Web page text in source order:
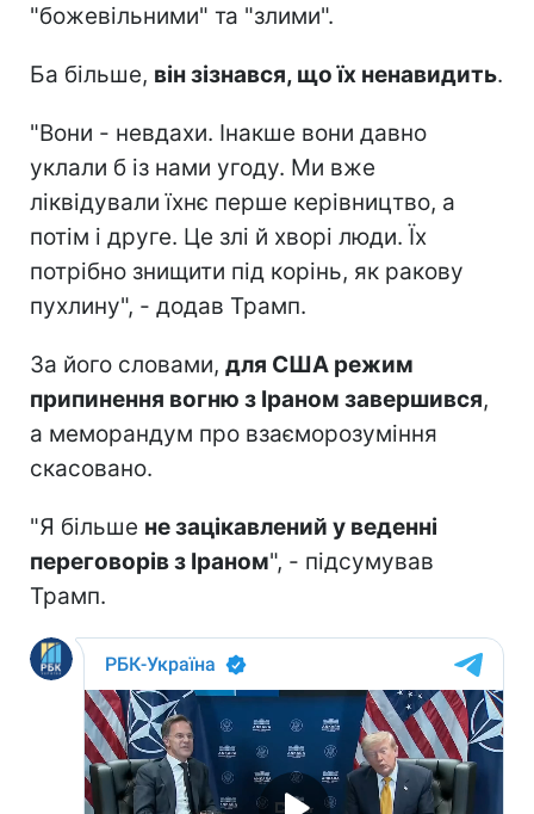
"божевільними" та "злими".
Ба більше, він зізнався, що їх ненавидить.
"Вони - невдахи. Інакше вони давно
уклали б із нами угоду. Ми вже
ліквідували їхнє перше керівництво, а
потім і друге. Це злі й хворі люди. Їх
потрібно знищити під корінь, як ракову
пухлину", - додав Трамп.
За його словами, для США режим
припинення вогню з Іраном завершився,
а меморандум про взаєморозуміння
скасовано.
"Я більше не зацікавлений у веденні
переговорів з Іраном", - підсумував
Трамп.